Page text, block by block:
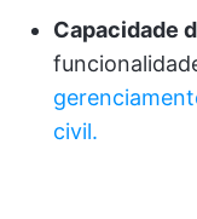
Capacidade
civil.